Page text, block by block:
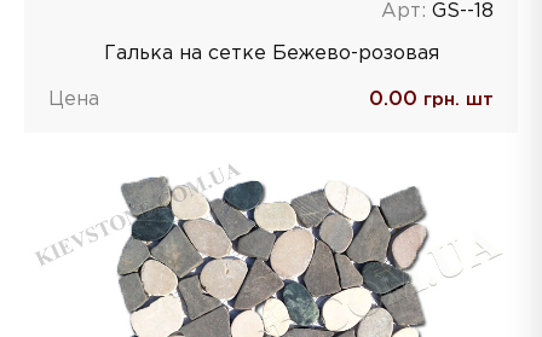
Арт: GS--18
Галька на сетке Бежево-розовая
Цена 0.00 грн. шт